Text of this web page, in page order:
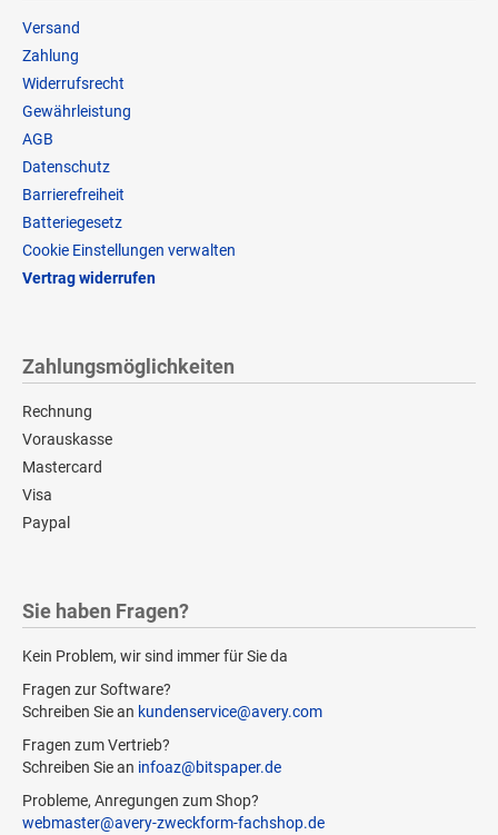
Versand
Zahlung
Widerrufsrecht
Gewährleistung
AGB
Datenschutz
Barrierefreiheit
Batteriegesetz
Cookie Einstellungen verwalten
Vertrag widerrufen
Zahlungsmöglichkeiten
Rechnung
Vorauskasse
Mastercard
Visa
Paypal
Sie haben Fragen?
Kein Problem, wir sind immer für Sie da
Fragen zur Software?
Schreiben Sie an kundenservice@avery.com
Fragen zum Vertrieb?
Schreiben Sie an infoaz@bitspaper.de
Probleme, Anregungen zum Shop?
webmaster@avery-zweckform-fachshop.de